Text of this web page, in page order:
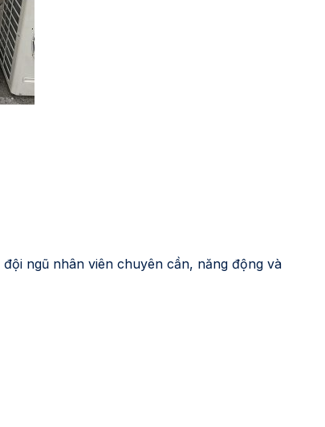
đội ngũ nhân viên chuyên cần, năng động và